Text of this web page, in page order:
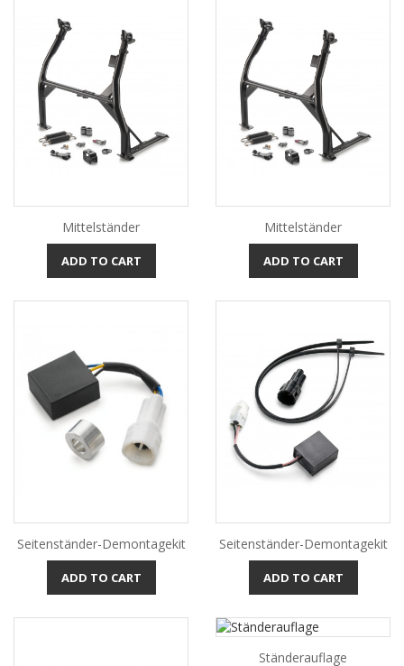
Mittelständer
ADD TO CART
Mittelständer
ADD TO CART
Seitenständer-Demontagekit
ADD TO CART
Seitenständer-Demontagekit
ADD TO CART
Ständerauflage